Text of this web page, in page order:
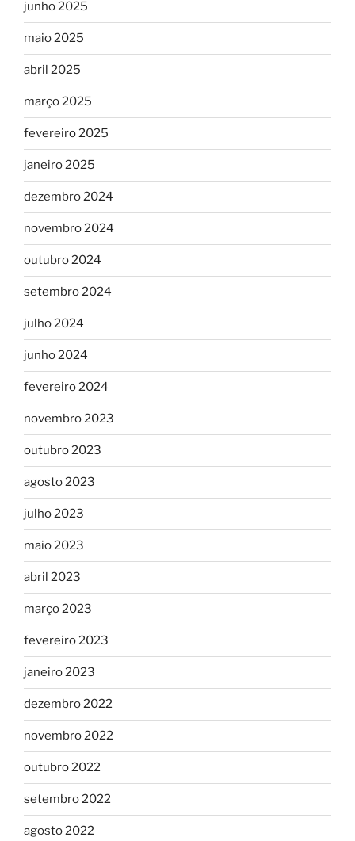
junho 2025
maio 2025
abril 2025
março 2025
fevereiro 2025
janeiro 2025
dezembro 2024
novembro 2024
outubro 2024
setembro 2024
julho 2024
junho 2024
fevereiro 2024
novembro 2023
outubro 2023
agosto 2023
julho 2023
maio 2023
abril 2023
março 2023
fevereiro 2023
janeiro 2023
dezembro 2022
novembro 2022
outubro 2022
setembro 2022
agosto 2022